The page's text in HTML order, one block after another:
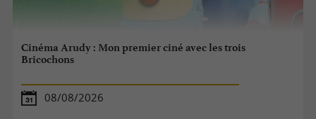
Cinéma Arudy : Mon premier ciné avec les trois
Bricochons
08/08/2026